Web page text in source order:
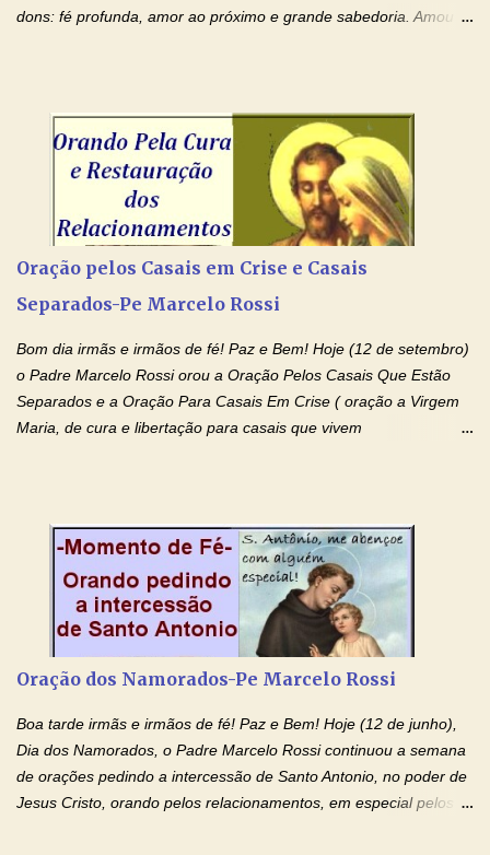
dons: fé profunda, amor ao próximo e grande sabedoria. Amou a
Senhor Jesus Cristo, vosso Filho, na unidade do Espírito Santo.
Amém. Novena a Nhá Chica (Oração para obter os favores
celestiais através da intercessão da Serva de Deus Nhá Chica)
(Rezar durante nove dias seguidos ou intercalados) Nhá Chica,
recorro a vós como intercessora entre a Bondade Divina e as
necessidades humanas. Peço-vos, como favor espiritual, que
entregueis nas mãos do Santíssimo o meu pedido urgente (Fazer
o pedido). Acolhei, Nhá Chica, no vosso coração bondoso as
Oração pelos Casais em Crise e Casais
Separados-Pe Marcelo Rossi
Bom dia irmãs e irmãos de fé! Paz e Bem! Hoje (12 de setembro)
o Padre Marcelo Rossi orou a Oração Pelos Casais Que Estão
Separados e a Oração Para Casais Em Crise ( oração a Virgem
Maria, de cura e libertação para casais que vivem
no programa de rádio Momento de Fé, pela cura dos
relacionamentos. Seu relacionamento está doente? Você está
sofrendo? Então ouça o Momento de Fé e entre nesta corrente
de orações abençoadas, d eixe o Amor Ágape de Jesus curar e
restaurar você e seu relacionamento. Adriana-Devoção e Fé
Oração Pelos Casais Que Estão Separados Casais que estão
separados, devido ao envolvimento de outras pessoas no
relacionamento e que minaram, espiritualmente, a relação do
casal. Vamos orar (coloque o seu esposo ou esposa diante de
Deus). "Senhor Jesus, restaura os laços ...
Oração dos Namorados-Pe Marcelo Rossi
Boa tarde irmãs e irmãos de fé! Paz e Bem! Hoje (12 de junho),
Dia dos Namorados, o Padre Marcelo Rossi continuou a semana
de orações pedindo a intercessão de Santo Antonio, no poder de
Jesus Cristo, orando pelos relacionamentos, em especial pelos